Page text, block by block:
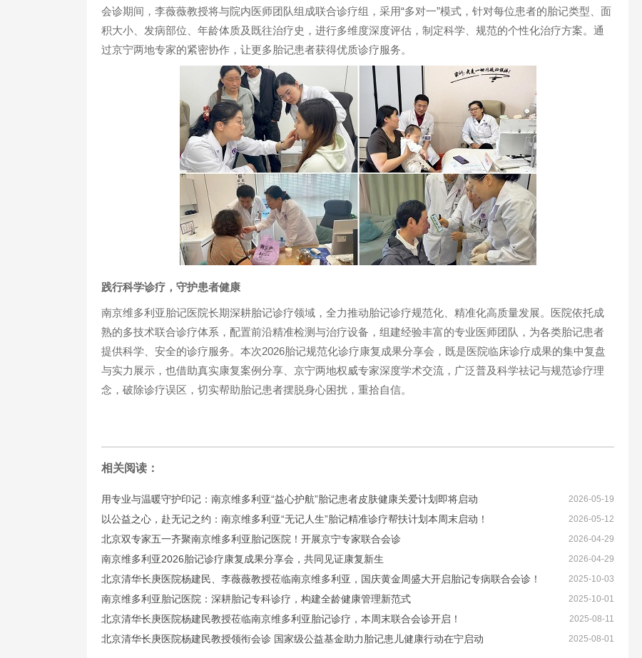
会诊期间，李薇薇教授将与院内医师团队组成联合诊疗组，采用“多对一”模式，针对每位患者的胎记类型、面
积大小、发病部位、年龄体质及既往治疗史，进行多维度深度评估，制定科学、规范的个性化治疗方案。通
过京宁两地专家的紧密协作，让更多胎记患者获得优质诊疗服务。
践行科学诊疗，守护患者健康
南京维多利亚胎记医院长期深耕胎记诊疗领域，全力推动胎记诊疗规范化、精准化高质量发展。医院依托成
熟的多技术联合诊疗体系，配置前沿精准检测与治疗设备，组建经验丰富的专业医师团队，为各类胎记患者
提供科学、安全的诊疗服务。本次2026胎记规范化诊疗康复成果分享会，既是医院临床诊疗成果的集中复盘
与实力展示，也借助真实康复案例分享、京宁两地权威专家深度学术交流，广泛普及科学祛记与规范诊疗理
念，破除诊疗误区，切实帮助胎记患者摆脱身心困扰，重拾自信。
相关阅读：
用专业与温暖守护印记：南京维多利亚“益心护航”胎记患者皮肤健康关爱计划即将启动 2026-05-19
以公益之心，赴无记之约：南京维多利亚“无记人生”胎记精准诊疗帮扶计划本周末启动！ 2026-05-12
北京双专家五一齐聚南京维多利亚胎记医院！开展京宁专家联合会诊 2026-04-29
南京维多利亚2026胎记诊疗康复成果分享会，共同见证康复新生 2026-04-29
北京清华长庚医院杨建民、李薇薇教授莅临南京维多利亚，国庆黄金周盛大开启胎记专病联合会诊！ 2025-10-03
南京维多利亚胎记医院：深耕胎记专科诊疗，构建全龄健康管理新范式 2025-10-01
北京清华长庚医院杨建民教授莅临南京维多利亚胎记诊疗，本周末联合会诊开启！ 2025-08-11
北京清华长庚医院杨建民教授领衔会诊 国家级公益基金助力胎记患儿健康行动在宁启动 2025-08-01